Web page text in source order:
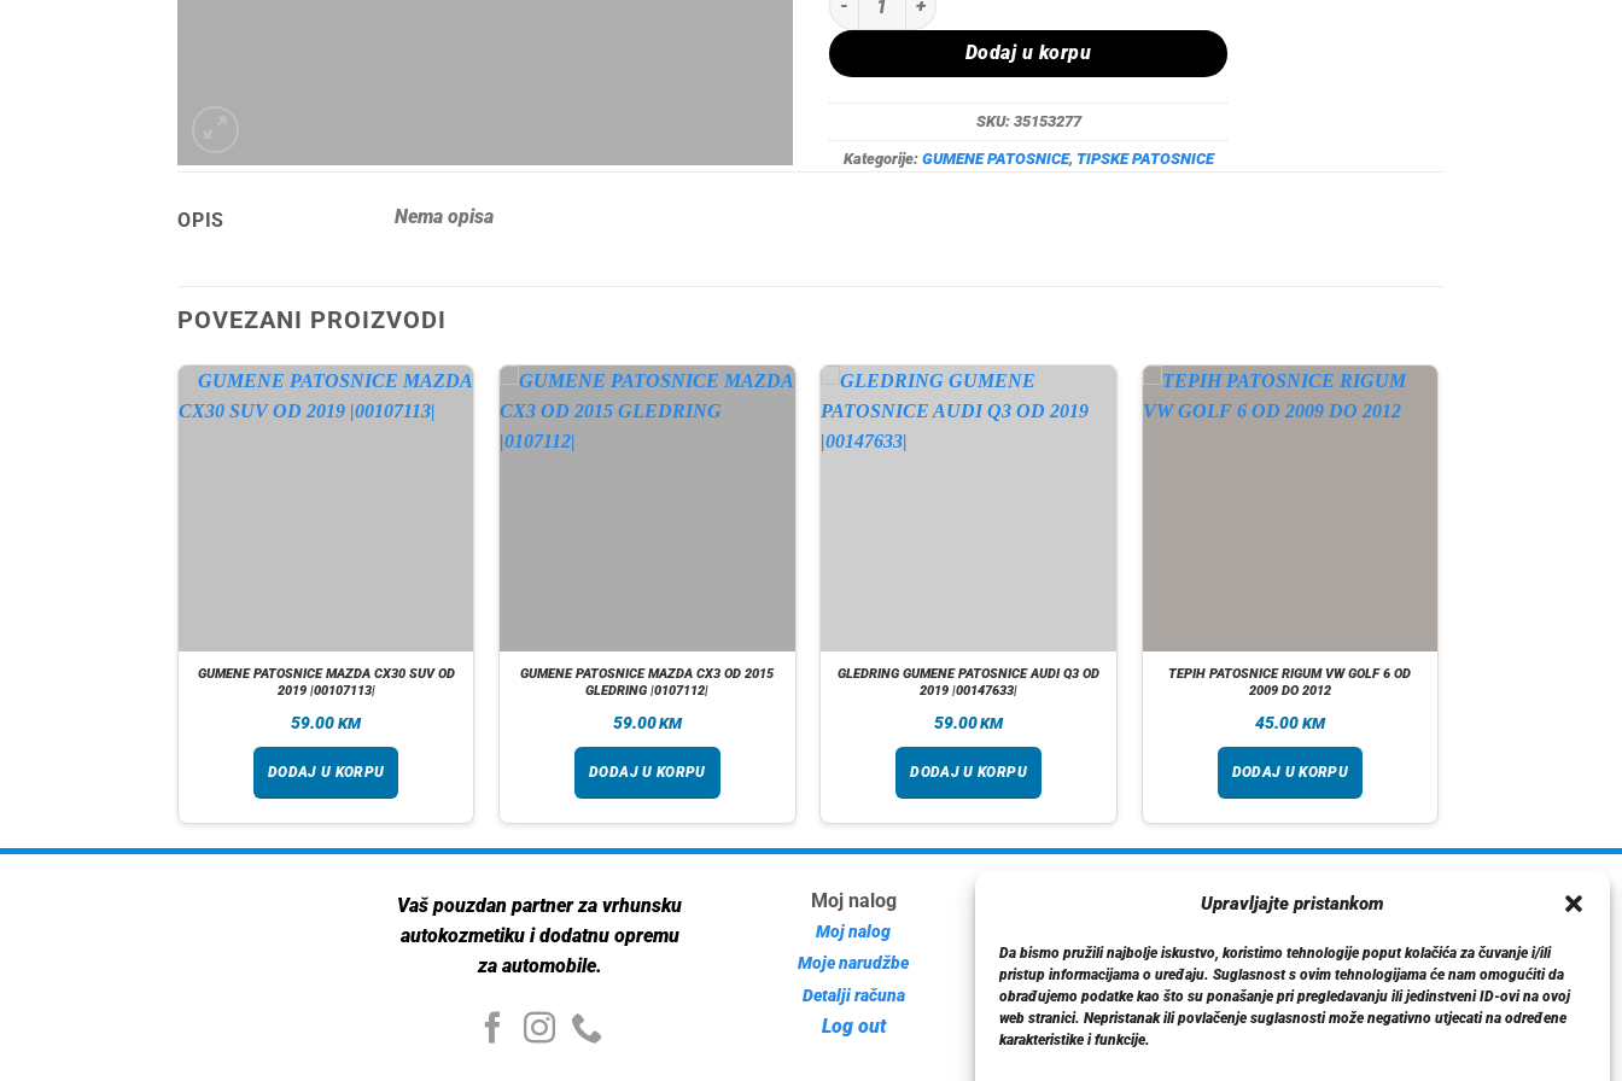
Upravljajte pristankom
Da bismo pružili najbolje iskustvo, koristimo tehnologije poput kolačića za čuvanje i/ili
pristup informacijama o uređaju. Suglasnost s ovim tehnologijama će nam omogućiti da
obrađujemo podatke kao što su ponašanje pri pregledavanju ili jedinstveni ID-ovi na ovoj
web stranici. Nepristanak ili povlačenje suglasnosti može negativno utjecati na određene
karakteristike i funkcije.
Dodaj u korpu
SKU: 35153277
Kategorije: GUMENE PATOSNICE, TIPSKE PATOSNICE
OPIS Nema opisa
POVEZANI PROIZVODI
GUMENE PATOSNICE MAZDA CX30 SUV OD
2019 |00107113|
59.00 KM
DODAJ U KORPU
GUMENE PATOSNICE MAZDA CX3 OD 2015
GLEDRING |0107112|
59.00KM
DODAJ U KORPU
GLEDRING GUMENE PATOSNICE AUDI Q3 OD
2019 |00147633|
59.00KM
DODAJ U KORPU
TEPIH PATOSNICE RIGUM VW GOLF 6 OD
2009 DO 2012
45.00 KM
DODAJ U KORPU
Vaš pouzdan partner za vrhunsku
autokozmetiku i dodatnu opremu
za automobile.
Moj nalog
Moj nalog
Moje narudžbe
Detalji računa
Log out
Dostava
Politika privatnosti
Kontakt